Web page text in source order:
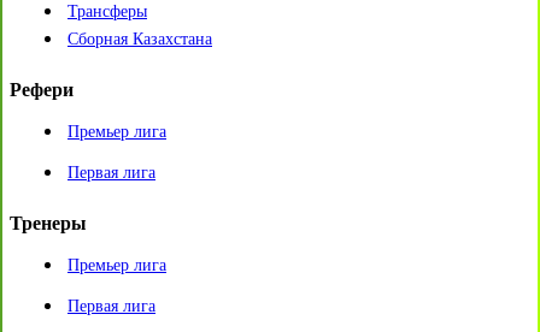
Трансферы
Сборная Казахстана
Рефери
Премьер лига
Первая лига
Тренеры
Премьер лига
Первая лига